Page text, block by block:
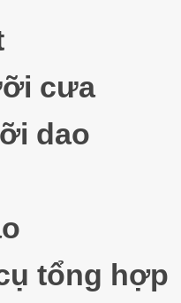
cưa
dao
tổng hợp